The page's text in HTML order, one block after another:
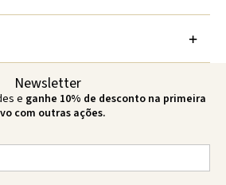
Newsletter
e ganhe 10% de desconto na primeira
com outras ações.